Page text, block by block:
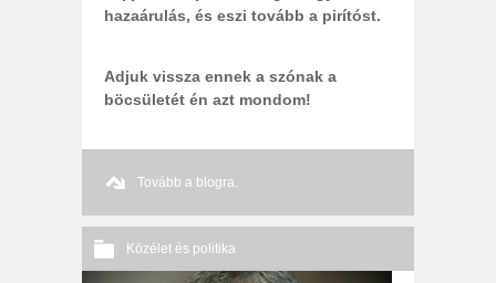
hazaárulás, és eszi tovább a pirítóst.
Adjuk vissza ennek a szónak a
böcsületét én azt mondom!
Tovább a blogra.
Közélet és politika